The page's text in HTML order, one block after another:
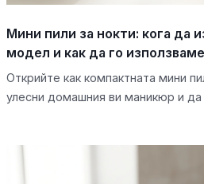
Мини пили за нокти: кога да
модел и как да го използваме
Открийте как компактната мини
улесни домашния ви маникюр и да